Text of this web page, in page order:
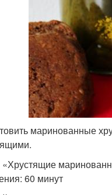
маринованные
60 минут